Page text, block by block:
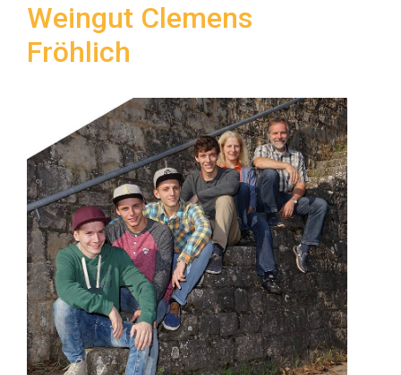
Weingut Clemens
Fröhlich